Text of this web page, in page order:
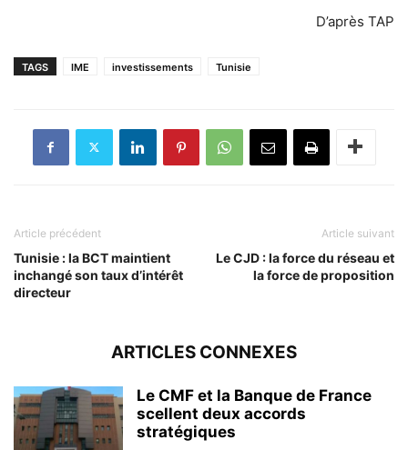
D’après TAP
TAGS IME investissements Tunisie
Article précédent
Tunisie : la BCT maintient
inchangé son taux d’intérêt
directeur
Article suivant
Le CJD : la force du réseau et
la force de proposition
ARTICLES CONNEXES
Le CMF et la Banque de France
scellent deux accords
stratégiques